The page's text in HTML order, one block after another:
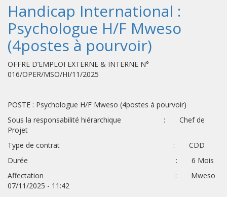
Handicap International :
Psychologue H/F Mweso
(4postes à pourvoir)
OFFRE D’EMPLOI EXTERNE & INTERNE N°
016/OPER/MSO/HI/11/2025
POSTE : Psychologue H/F Mweso (4postes à pourvoir)
Sous la responsabilité hiérarchique : Chef de
Projet
Type de contrat : CDD
Durée : 6 Mois
Affectation : Mweso
07/11/2025 - 11:42